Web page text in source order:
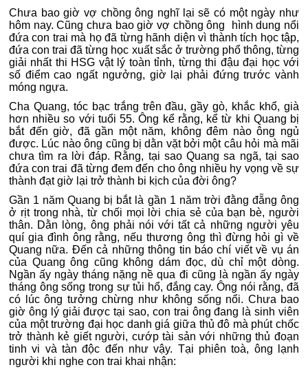
Chưa bao giờ vợ chồng ông nghĩ lại sẽ có một ngày như
hôm nay. Cũng chưa bao giờ vợ chồng ông hình dung nổi
đứa con trai mà họ đã từng hãnh diện vì thành tích học tập,
đứa con trai đã từng học xuất sắc ở trường phổ thông, từng
giải nhất thi HSG vật lý toàn tỉnh, từng thi đậu đại học với
số điểm cao ngất ngưởng, giờ lại phải đứng trước vành
móng ngựa.
Cha Quang, tóc bạc trắng trên đầu, gầy gò, khắc khổ, già
hơn nhiều so với tuổi 55. Ông kể rằng, kể từ khi Quang bị
bắt đến giờ, đã gần một năm, không đêm nào ông ngủ
được. Lúc nào ông cũng bị dằn vặt bởi một câu hỏi mà mãi
chưa tìm ra lời đáp. Rằng, tại sao Quang sa ngã, tại sao
đứa con trai đã từng đem đến cho ông nhiều hy vọng về sự
thành đạt giờ lại trở thành bi kịch của đời ông?
Gần 1 năm Quang bị bắt là gần 1 năm trời đằng đẵng ông
ở rịt trong nhà, từ chối mọi lời chia sẻ của bạn bè, người
thân. Dằn lòng, ông phải nói với tất cả những người yêu
quí gia đình ông rằng, nếu thương ông thì đừng hỏi gì về
Quang nữa. Đến cả những thông tin báo chí viết về vụ án
của Quang ông cũng không dám đọc, dù chỉ một dòng.
Ngần ấy ngày tháng nặng nề qua đi cũng là ngần ấy ngày
tháng ông sống trong sự tủi hổ, đắng cay. Ông nói rằng, đã
có lúc ông tưởng chừng như không sống nổi. Chưa bao
giờ ông lý giải được tại sao, con trai ông đang là sinh viên
của một trường đại học danh giá giữa thủ đô mà phút chốc
trở thành kẻ giết người, cướp tài sản với những thủ đoạn
tinh vi và tàn độc đến như vậy. Tại phiên toà, ông lạnh
người khi nghe con trai khai nhận: